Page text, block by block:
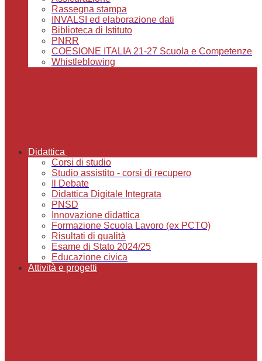
Rassegna stampa
INVALSI ed elaborazione dati
Biblioteca di Istituto
PNRR
COESIONE ITALIA 21-27 Scuola e Competenze
Whistleblowing
Didattica
Corsi di studio
Studio assistito - corsi di recupero
Il Debate
Didattica Digitale Integrata
PNSD
Innovazione didattica
Formazione Scuola Lavoro (ex PCTO)
Risultati di qualità
Esame di Stato 2024/25
Educazione civica
Attività e progetti